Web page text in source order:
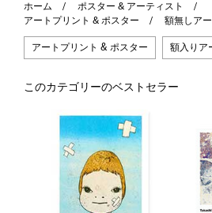
ホーム
ポスター & アーティスト
アートプリント & ポスター
額無しア
アートプリント & ポスター 額入りア
このカテゴリーのベストセラー